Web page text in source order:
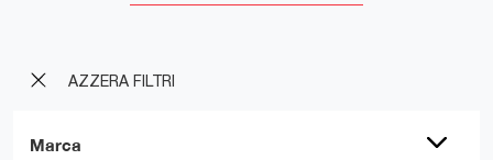
AZZERA FILTRI
Marca